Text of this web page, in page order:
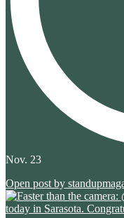
Nov. 23
Open post by